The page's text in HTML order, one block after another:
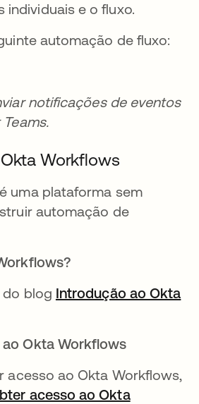
individuais e o fluxo.
automação de fluxo:
notificações de eventos
Workflows
uma plataforma sem
automação de
do blog Introdução ao Okta
uma nova guia
Okta Workflows
acesso ao Okta Workflows,
acesso ao Okta